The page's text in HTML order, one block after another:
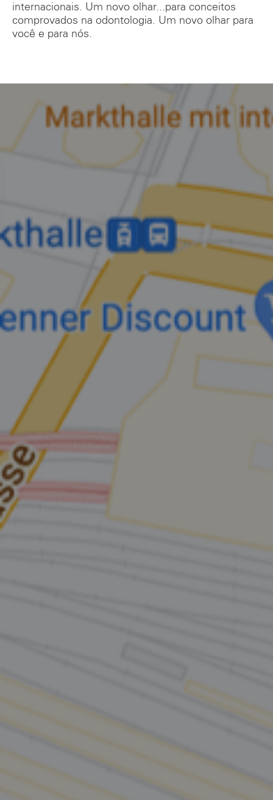
internacionais. Um novo olhar...para conceitos
comprovados na odontologia. Um novo olhar para
você e para nós.